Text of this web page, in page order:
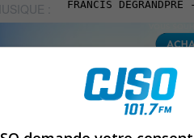
:
à Sorel-Tracy et la
OPINION